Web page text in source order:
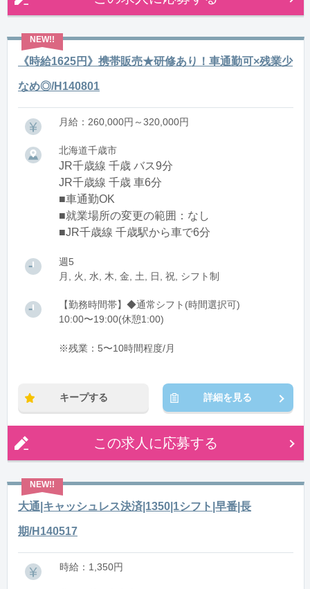
《時給1625円》携帯販売★研修あり！車通勤可×残業少
なめ◎/H140801
月給：260,000円～320,000円
北海道千歳市
JR千歳線 千歳 バス9分
JR千歳線 千歳 車6分
■車通勤OK
■就業場所の変更の範囲：なし
■JR千歳線 千歳駅から車で6分
週5
月, 火, 水, 木, 金, 土, 日, 祝, シフト制
【勤務時間帯】◆通常シフト(時間選択可)
10:00〜19:00(休憩1:00)
※残業：5〜10時間程度/月
キープする 詳細を見る
この求人に応募する
大通|キャッシュレス決済|1350|1シフト|早番|長
期/H140517
時給：1,350円